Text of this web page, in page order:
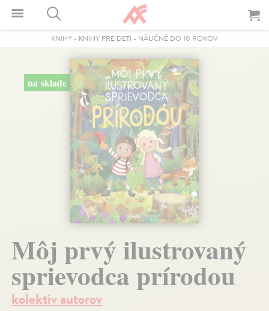
KNIHY - KNIHY PRE DETI - NÁUČNÉ DO 10 ROKOV
na sklade
Môj prvý ilustrovaný
sprievodca prírodou
kolektív autorov